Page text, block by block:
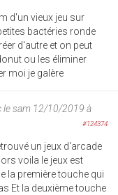
d'un vieux jeu sur
bactéries ronde
d'autre et on peut
ou les éliminer
moi je galère
le sam 12/10/2019 à
#124374
un jeux d'arcade
voila le jeux est
la première touche qui
Et la deuxième touche